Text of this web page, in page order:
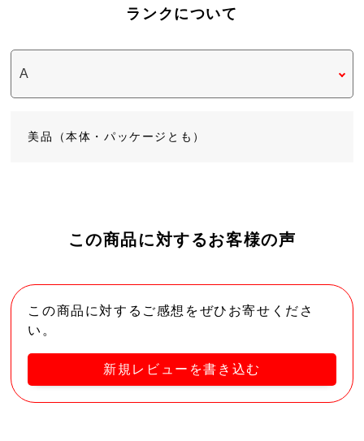
ランクについて
美品（本体・パッケージとも）
この商品に対するお客様の声
この商品に対するご感想をぜひお寄せくださ
い。
新規レビューを書き込む